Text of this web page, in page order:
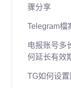
骤分享
Telegram檔
电报账号多
何延长有效
TG如何设置